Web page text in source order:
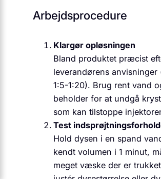
Arbejdsprocedure
Klargør opløsningen
Bland produktet præcist
leverandørens anvisninger
1:5-1:20). Brug rent vand
beholder for at undgå
som kan tilstoppe
Test
Hold dysen i en spand
kendt volumen i 1 minut,
meget væske der er